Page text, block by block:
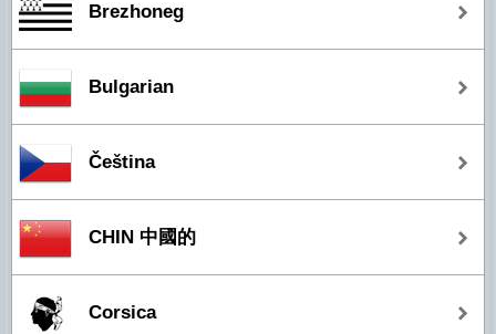
Brezhoneg
Bulgarian
Čeština
CHIN 中國的
Corsica